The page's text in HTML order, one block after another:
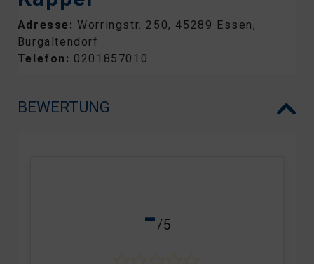
Adresse:Worringstr. 250, 45289 Essen,
Burgaltendorf
Telefon: 0201857010
BEWERTUNG
-/5